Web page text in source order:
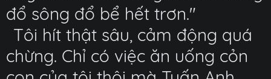
đổ sông đổ bể hết trơn."
Tôi hít thật sâu, cảm động quá
chừng. Chỉ có việc ăn uống cỏn